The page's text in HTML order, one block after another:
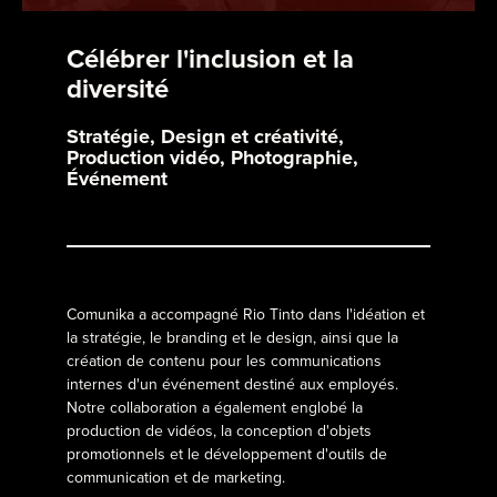
Célébrer l'inclusion et la
diversité
Stratégie, Design et créativité,
Production vidéo, Photographie,
Événement
Comunika a accompagné Rio Tinto dans l'idéation et
la stratégie, le branding et le design, ainsi que la
création de contenu pour les communications
internes d'un événement destiné aux employés.
Notre collaboration a également englobé la
production de vidéos, la conception d'objets
promotionnels et le développement d'outils de
communication et de marketing.